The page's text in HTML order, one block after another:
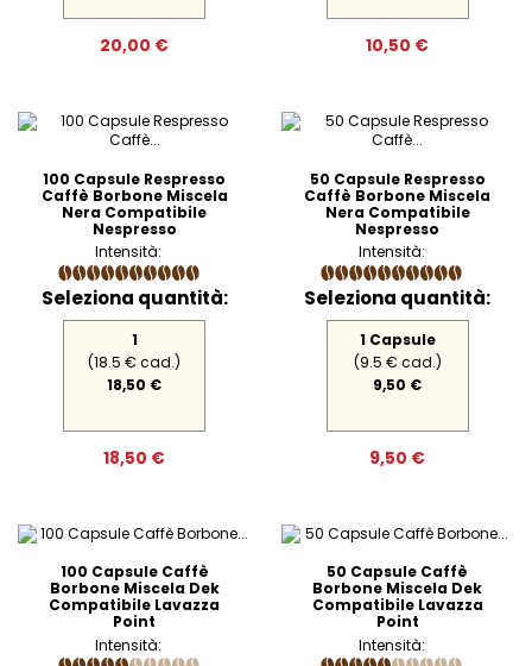
20,00 € 10,50 €
100 Capsule Respresso
Caffè Borbone Miscela
Nera Compatibile
Nespresso
Intensità:
Seleziona quantità:
1
(18.5 € cad.)
18,50 €
18,50 €
50 Capsule Respresso
Caffè Borbone Miscela
Nera Compatibile
Nespresso
Intensità:
Seleziona quantità:
1 Capsule
(9.5 € cad.)
9,50 €
9,50 €
100 Capsule Caffè
Borbone Miscela Dek
Compatibile Lavazza
Point
Intensità:
50 Capsule Caffè
Borbone Miscela Dek
Compatibile Lavazza
Point
Intensità: